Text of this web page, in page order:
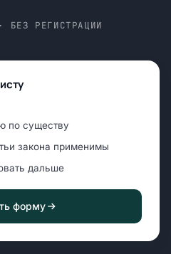
БЕЗ РЕГИСТРАЦИИ
по существу
закона применимы
дальше
форму